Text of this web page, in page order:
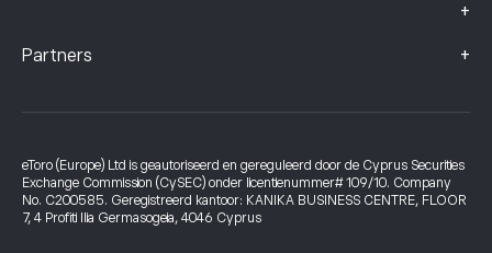
+
Partners +
eToro (Europe) Ltd is geautoriseerd en gereguleerd door de Cyprus Securities
Exchange Commission (CySEC) onder licentienummer# 109/10. Company
No. C200585. Geregistreerd kantoor: KANIKA BUSINESS CENTRE, FLOOR
7, 4 Profiti Ilia Germasogeia, 4046 Cyprus